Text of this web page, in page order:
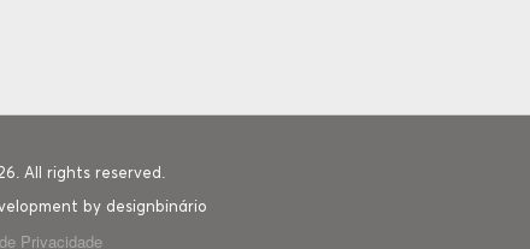
All rights reserved.
by designbinário
Privacidade